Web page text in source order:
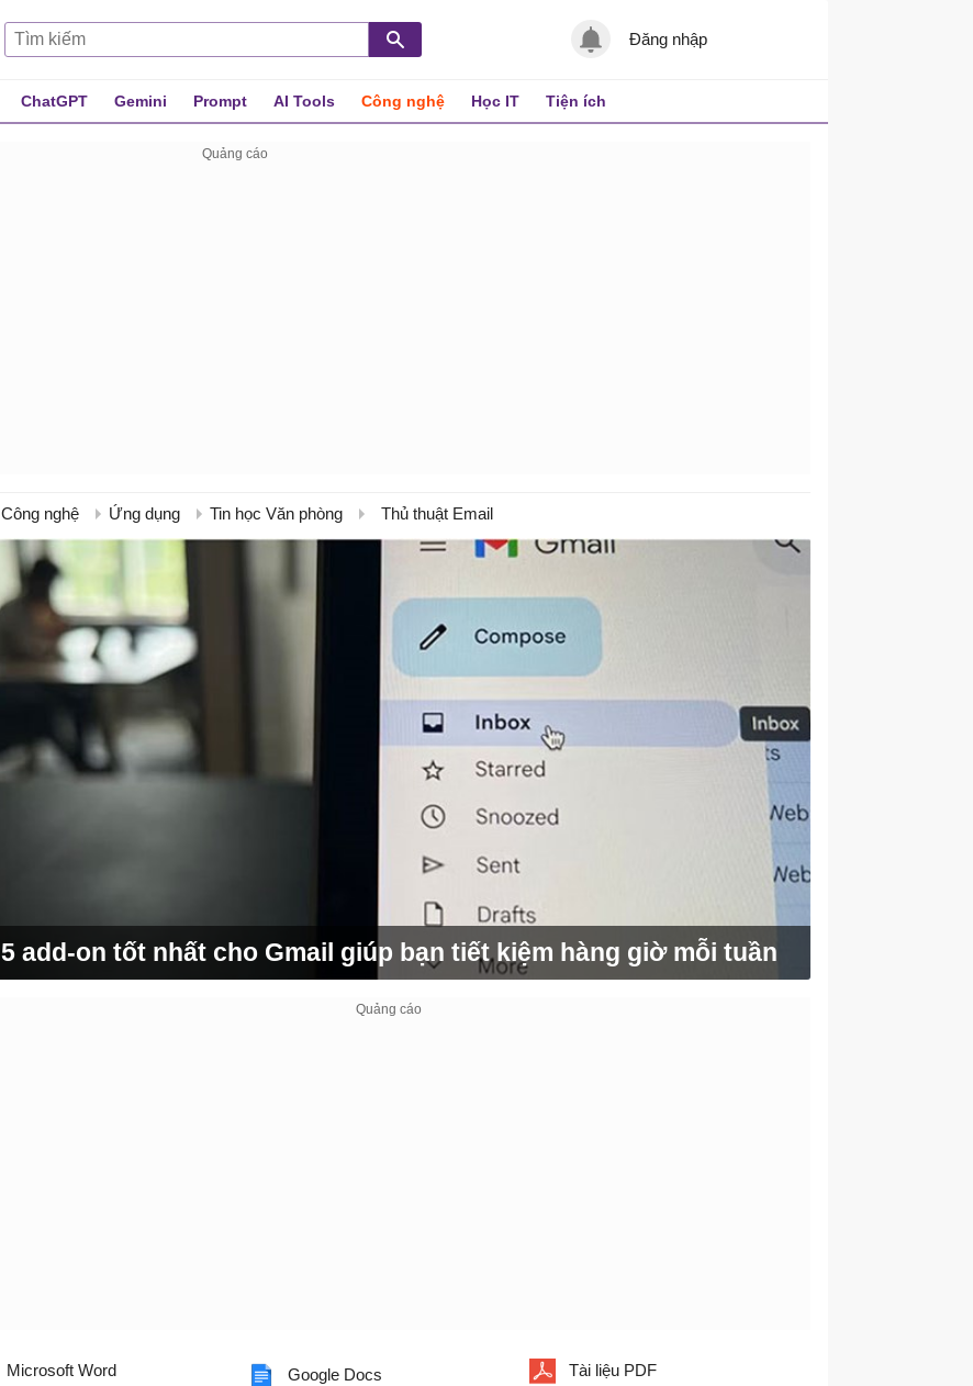
Đăng nhập
ChatGPT Gemini Prompt AI Tools Công nghệ Học IT Tiện ích
Công nghệ Ứng dụng Tin học Văn phòng Thủ thuật Email
5 add-on tốt nhất cho Gmail giúp bạn tiết kiệm hàng giờ mỗi tuần
Microsoft Word
Google Docs
Tài liệu PDF